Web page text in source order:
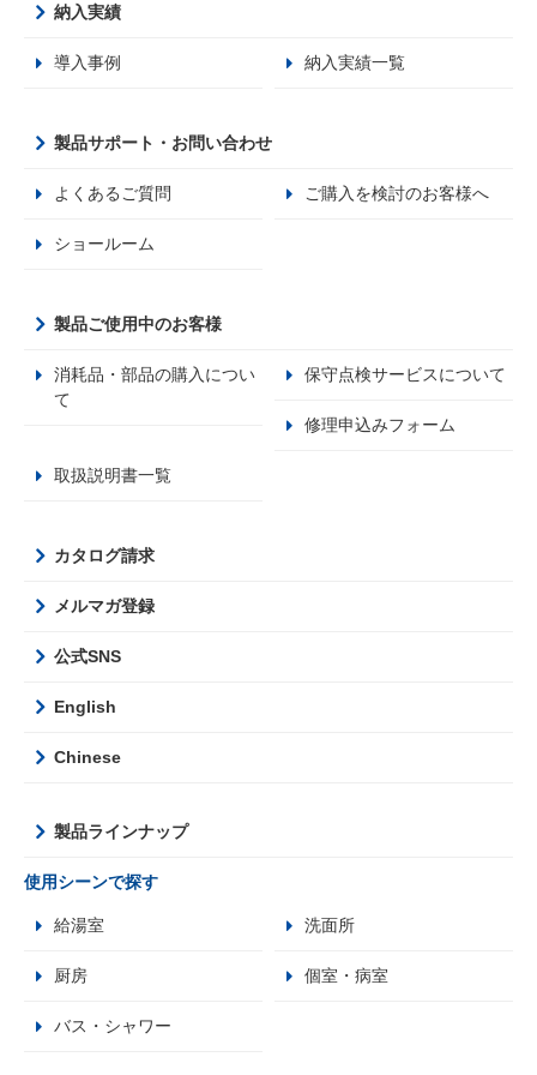
納入実績
導入事例 納入実績一覧
製品サポート・お問い合わせ
よくあるご質問 ご購入を検討のお客様へ
ショールーム
製品ご使用中のお客様
消耗品・部品の購入につい
て
保守点検サービスについて
修理申込みフォーム
取扱説明書一覧
カタログ請求
メルマガ登録
公式SNS
English
Chinese
製品ラインナップ
使用シーンで探す
給湯室 洗面所
厨房 個室・病室
バス・シャワー